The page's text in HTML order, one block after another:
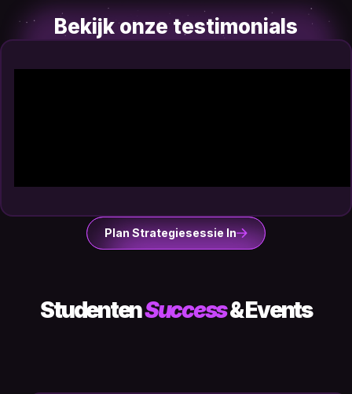
Bekijk onze testimonials
Plan Strategiesessie In
StudentenSuccess& Events